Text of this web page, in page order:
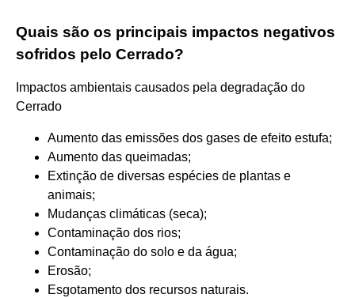
Quais são os principais impactos negativos
sofridos pelo Cerrado?
Impactos ambientais causados pela degradação do
Cerrado
Aumento das emissões dos gases de efeito estufa;
Aumento das queimadas;
Extinção de diversas espécies de plantas e
animais;
Mudanças climáticas (seca);
Contaminação dos rios;
Contaminação do solo e da água;
Erosão;
Esgotamento dos recursos naturais.